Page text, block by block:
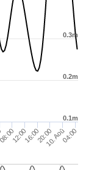
12:0016:0020:0010. Aoû04:00
0.1m
0.2m
0.3m